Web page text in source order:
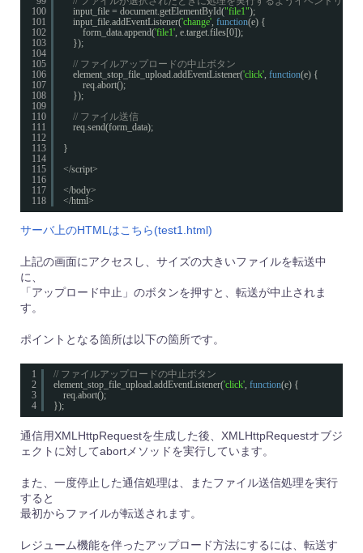
100
101
102
103
104
105
106
107
108
109
110
111
112
113
114
115
116
117
118
input_file = document.getElementById("file1");
input_file.addEventListener('change', function(e) {
form_data.append('file1', e.target.files[0]);
});
// ファイルアップロードの中止ボタン
element_stop_file_upload.addEventListener('click', function(e) {
req.abort();
});
// ファイル送信
req.send(form_data);
}
</script>
</body>
</html>
サーバ上のHTMLはこちら(test1.html)
上記の画面にアクセスし、サイズの大きいファイルを転送中
に、
「アップロード中止」のボタンを押すと、転送が中止されま
す。
ポイントとなる箇所は以下の箇所です。
1
2
3
4
// ファイルアップロードの中止ボタン
element_stop_file_upload.addEventListener('click', function(e) {
req.abort();
});
通信用XMLHttpRequestを生成した後、XMLHttpRequestオブジ
ェクトに対してabortメソッドを実行しています。
また、一度停止した通信処理は、またファイル送信処理を実行
すると
最初からファイルが転送されます。
レジューム機能を伴ったアップロード方法にするには、転送す